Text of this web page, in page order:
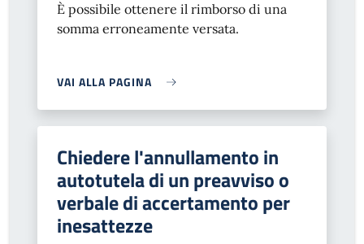
È possibile ottenere il rimborso di una
somma erroneamente versata.
VAI ALLA PAGINA
Chiedere l'annullamento in
autotutela di un preavviso o
verbale di accertamento per
inesattezze